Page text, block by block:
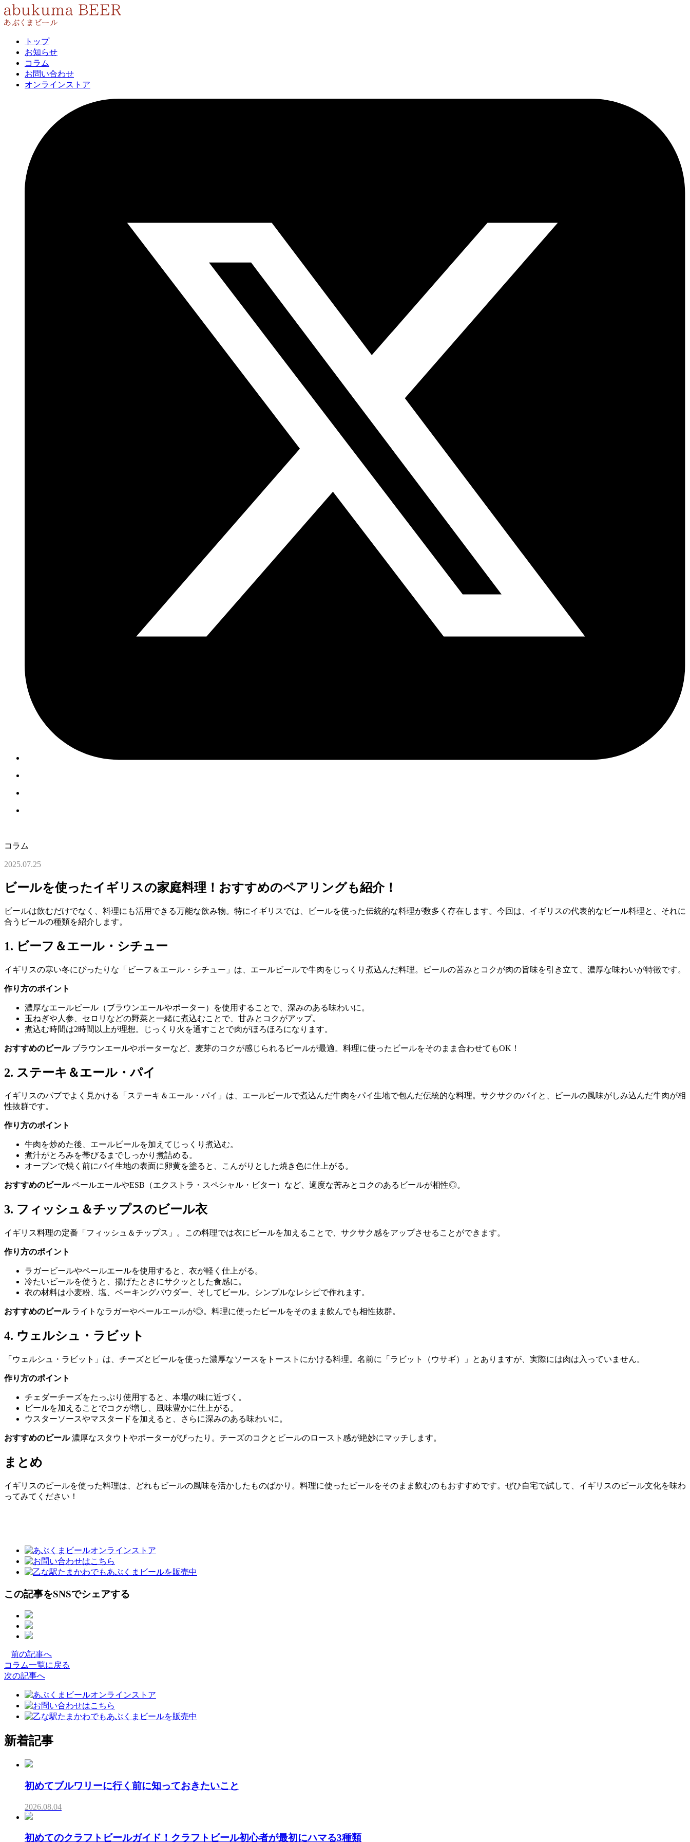
トップ
お知らせ
コラム
お問い合わせ
オンラインストア
コラム
2025.07.25
ビールを使ったイギリスの家庭料理！おすすめのペアリングも紹介！
ビールは飲むだけでなく、料理にも活用できる万能な飲み物。特にイギリスでは、ビールを使った伝統的な料理が数多く存在します。今回は、イギリスの代表的なビール料理と、それに
合うビールの種類を紹介します。
1. ビーフ＆エール・シチュー
イギリスの寒い冬にぴったりな「ビーフ＆エール・シチュー」は、エールビールで牛肉をじっくり煮込んだ料理。ビールの苦みとコクが肉の旨味を引き立て、濃厚な味わいが特徴です。
作り方のポイント
濃厚なエールビール（ブラウンエールやポーター）を使用することで、深みのある味わいに。
玉ねぎや人参、セロリなどの野菜と一緒に煮込むことで、甘みとコクがアップ。
煮込む時間は2時間以上が理想。じっくり火を通すことで肉がほろほろになります。
おすすめのビールブラウンエールやポーターなど、麦芽のコクが感じられるビールが最適。料理に使ったビールをそのまま合わせてもOK！
2. ステーキ＆エール・パイ
イギリスのパブでよく見かける「ステーキ＆エール・パイ」は、エールビールで煮込んだ牛肉をパイ生地で包んだ伝統的な料理。サクサクのパイと、ビールの風味がしみ込んだ牛肉が相
性抜群です。
作り方のポイント
牛肉を炒めた後、エールビールを加えてじっくり煮込む。
煮汁がとろみを帯びるまでしっかり煮詰める。
オーブンで焼く前にパイ生地の表面に卵黄を塗ると、こんがりとした焼き色に仕上がる。
おすすめのビールペールエールやESB（エクストラ・スペシャル・ビター）など、適度な苦みとコクのあるビールが相性◎。
3. フィッシュ＆チップスのビール衣
イギリス料理の定番「フィッシュ＆チップス」。この料理では衣にビールを加えることで、サクサク感をアップさせることができます。
作り方のポイント
ラガービールやペールエールを使用すると、衣が軽く仕上がる。
冷たいビールを使うと、揚げたときにサクッとした食感に。
衣の材料は小麦粉、塩、ベーキングパウダー、そしてビール。シンプルなレシピで作れます。
おすすめのビールライトなラガーやペールエールが◎。料理に使ったビールをそのまま飲んでも相性抜群。
4. ウェルシュ・ラビット
「ウェルシュ・ラビット」は、チーズとビールを使った濃厚なソースをトーストにかける料理。名前に「ラビット（ウサギ）」とありますが、実際には肉は入っていません。
作り方のポイント
チェダーチーズをたっぷり使用すると、本場の味に近づく。
ビールを加えることでコクが増し、風味豊かに仕上がる。
ウスターソースやマスタードを加えると、さらに深みのある味わいに。
おすすめのビール濃厚なスタウトやポーターがぴったり。チーズのコクとビールのロースト感が絶妙にマッチします。
まとめ
イギリスのビールを使った料理は、どれもビールの風味を活かしたものばかり。料理に使ったビールをそのまま飲むのもおすすめです。ぜひ自宅で試して、イギリスのビール文化を味わ
ってみてください！
この記事をSNSでシェアする
facebook
の
シ
ア
ボ
タ
ン
twitter
の
ェ
ア
ボ
タ
ン
LINE
シ
ェ
ア
タ
ン
前の記事へ
コラム一覧に戻る
次の記事へ
新着記事
初めてブルワリーに行く前に知っておきたいこと
2026.08.04
初めてのクラフトビールガイド！クラフトビール初心者が最初にハマる3種類